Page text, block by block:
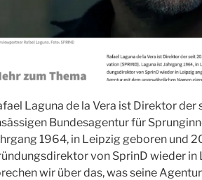
Laguna de la Vera ist Direktor der
Bundesagentur für
1964, in Leipzig geboren und
von SprinD wieder
wir über das, was seine